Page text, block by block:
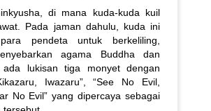
di mana kuda-kuda kuil
Pada jaman dahulu, kuda ini
pendeta untuk berkeliling,
agama Buddha dan
lukisan tiga monyet dengan
Iwazaru”, “See No Evil,
No Evil” yang dipercaya sebagai